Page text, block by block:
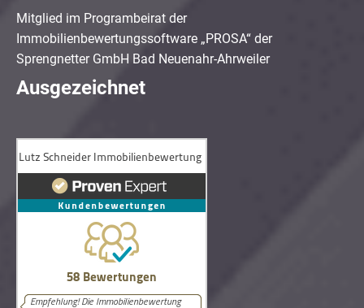
Mitglied im Programbeirat der
Immobilienbewertungssoftware „PROSA“ der
Sprengnetter GmbH Bad Neuenahr-Ahrweiler
Ausgezeichnet